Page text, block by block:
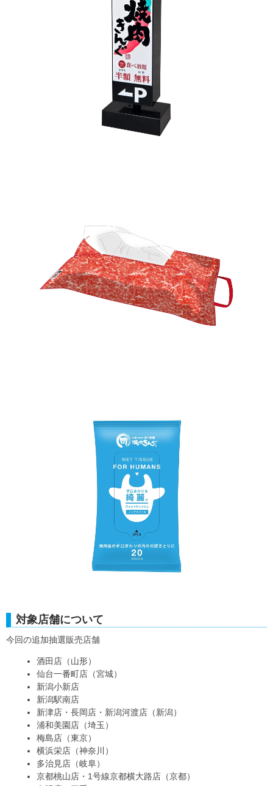
対象店舗について
今回の追加抽選販売店舗
酒田店（山形）
仙台一番町店（宮城）
新潟小新店
新潟駅南店
新津店・長岡店・新潟河渡店（新潟）
浦和美園店（埼玉）
梅島店（東京）
横浜栄店（神奈川）
多治見店（岐阜）
京都桃山店・1号線京都横大路店（京都）